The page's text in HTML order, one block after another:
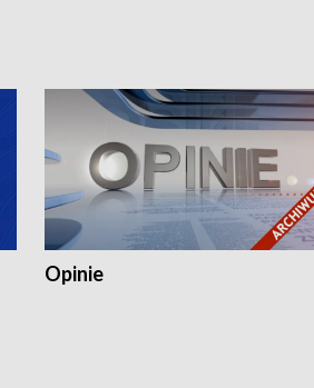
Opinie